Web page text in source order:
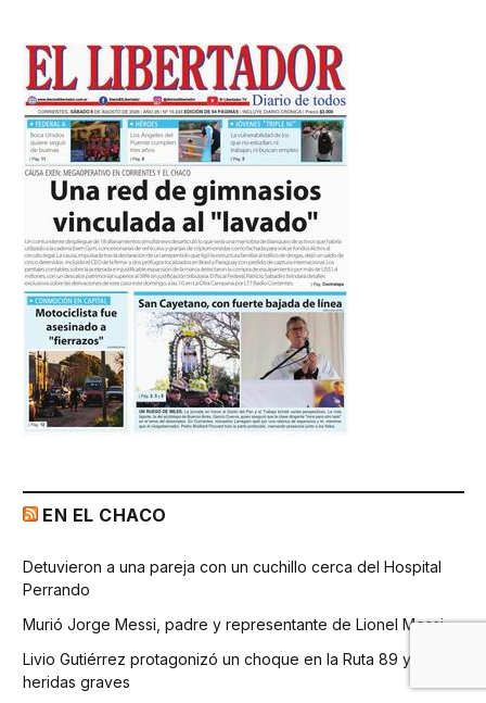
EN EL CHACO
Detuvieron a una pareja con un cuchillo cerca del Hospital
Perrando
Murió Jorge Messi, padre y representante de Lionel Messi
Livio Gutiérrez protagonizó un choque en la Ruta 89 y sufrió
heridas graves